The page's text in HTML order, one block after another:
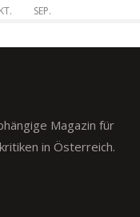
SEP.
Magazin für
in Österreich.